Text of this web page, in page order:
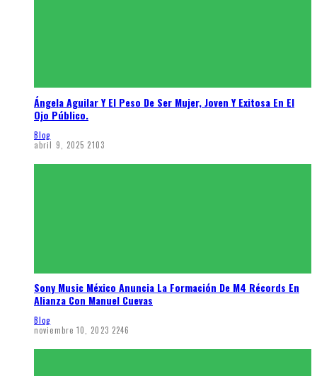
Ángela Aguilar Y El Peso De Ser Mujer, Joven Y Exitosa En El
Ojo Público.
Blog
abril 9, 2025 2103
Sony Music México Anuncia La Formación De M4 Récords En
Alianza Con Manuel Cuevas
Blog
noviembre 10, 2023 2246